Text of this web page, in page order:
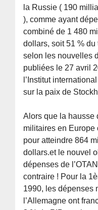
la Russie ( 190
), comme ayant
combiné de 1 480
dollars, soit 51 % du
selon les nouvelles
publiées le 27 avril
l’Institut
sur la paix de
Alors que la hausse
militaires en Europe
pour atteindre 864
dollars.et le nouvel
dépenses de
contraire ! Pour la
1990, les dépenses
l’Allemagne ont